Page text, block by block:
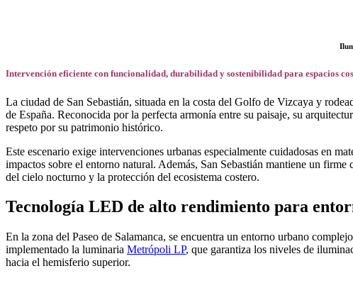
Intervención eficiente con funcionalidad, durabilidad y sostenibilidad para espacios
La ciudad de San Sebastián, situada en la costa del Golfo de Vizcaya y
de España. Reconocida por la perfecta armonía entre su paisaje, su
respeto por su patrimonio histórico.
Este escenario exige intervenciones urbanas especialmente cuidadosas en
impactos sobre el entorno natural. Además, San Sebastián mantiene un
del cielo nocturno y la protección del ecosistema costero.
Tecnología LED de alto rendimiento para
En la zona del Paseo de Salamanca, se encuentra un entorno urbano
implementado la luminaria Metrópoli LP, que garantiza los niveles de
hacia el hemisferio superior.